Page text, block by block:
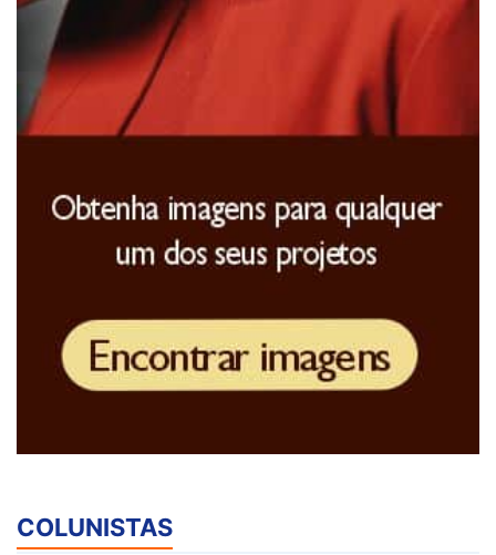
COLUNISTAS